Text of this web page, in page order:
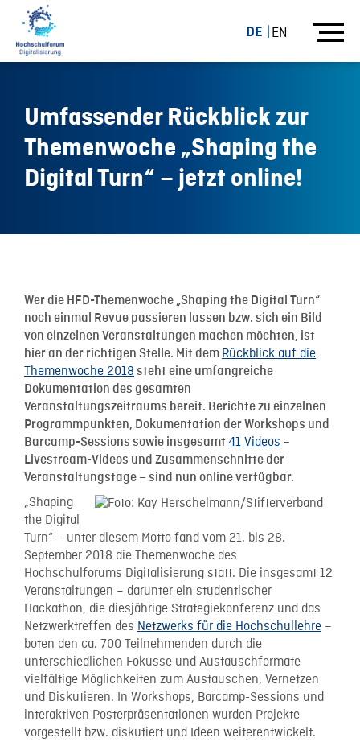
DE EN
Umfassender Rückblick zur
Themenwoche „Shaping the
Digital Turn“ – jetzt online!
Wer die HFD-Themenwoche „Shaping the Digital Turn“
noch einmal Revue passieren lassen bzw. sich ein Bild
von einzelnen Veranstaltungen machen möchten, ist
hier an der richtigen Stelle. Mit demRückblick auf die
Themenwoche 2018steht eine umfangreiche
Dokumentation des gesamten
Veranstaltungszeitraums bereit. Berichte zu einzelnen
Programmpunkten, Dokumentation der Workshops und
Barcamp-Sessions sowie insgesamt 41 Videos –
Livestream-Videos und Zusammenschnitte der
Veranstaltungstage – sind nun online verfügbar.
„Shaping
the Digital
Turn“ – unter diesem Motto fand vom 21. bis 28.
September 2018 die Themenwoche des
Hochschulforums Digitalisierung statt. Die insgesamt 12
Veranstaltungen – darunter ein studentischer
Hackathon, die diesjährige Strategiekonferenz und das
Netzwerktreffen des Netzwerks für die Hochschullehre –
boten den ca. 700 Teilnehmenden durch die
unterschiedlichen Fokusse und Austauschformate
vielfältige Möglichkeiten zum Austauschen, Vernetzen
und Diskutieren. In Workshops, Barcamp-Sessions und
interaktiven Posterpräsentationen wurden Projekte
vorgestellt bzw. diskutiert und Ideen weiterentwickelt.